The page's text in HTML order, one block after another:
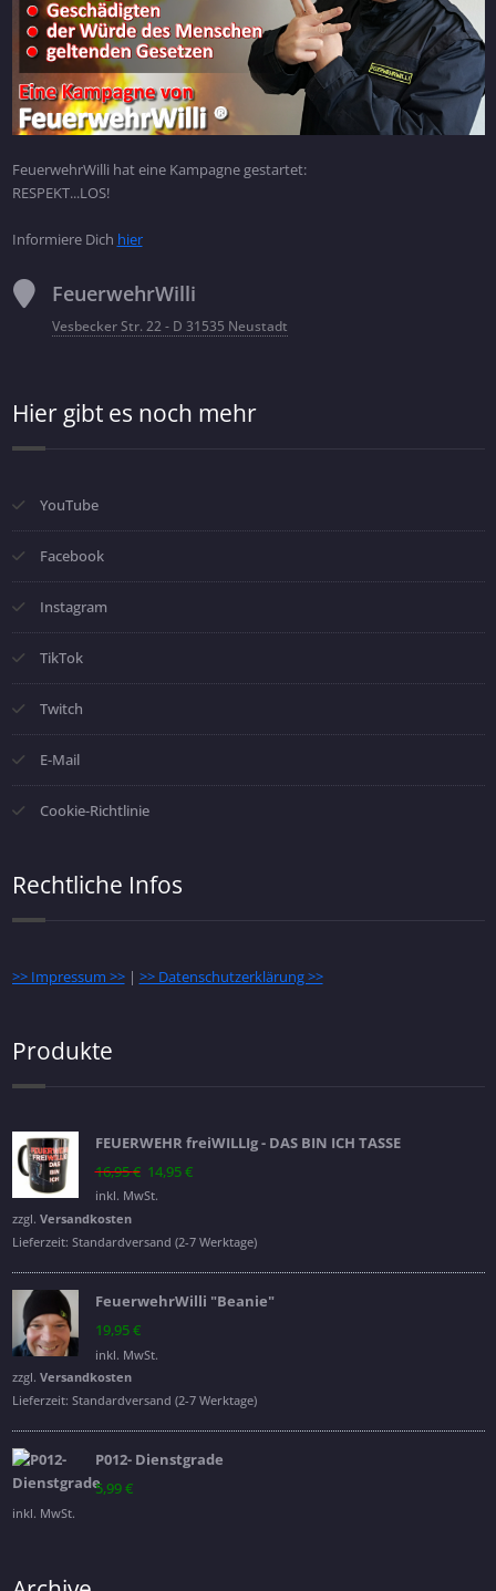
FeuerwehrWilli hat eine Kampagne gestartet:
RESPEKT...LOS!
Informiere Dich hier
FeuerwehrWilli
Vesbecker Str. 22 - D 31535 Neustadt
Hier gibt es noch mehr
YouTube
Facebook
Instagram
TikTok
Twitch
E-Mail
Cookie-Richtlinie
Rechtliche Infos
>> Impressum >>| >> Datenschutzerklärung >>
Produkte
FEUERWEHR freiWILLIg - DAS BIN ICH TASSE
16,95€ Ursprünglicher
Preis
16,95 €
14,95€
14,95 €.
inkl. MwSt.
zzgl. Versandkosten
Lieferzeit: Standardversand (2-7 Werktage)
FeuerwehrWilli "Beanie"
19,95€
inkl. MwSt.
zzgl. Versandkosten
Lieferzeit: Standardversand (2-7 Werktage)
P012- Dienstgrade
5,99€
inkl. MwSt.